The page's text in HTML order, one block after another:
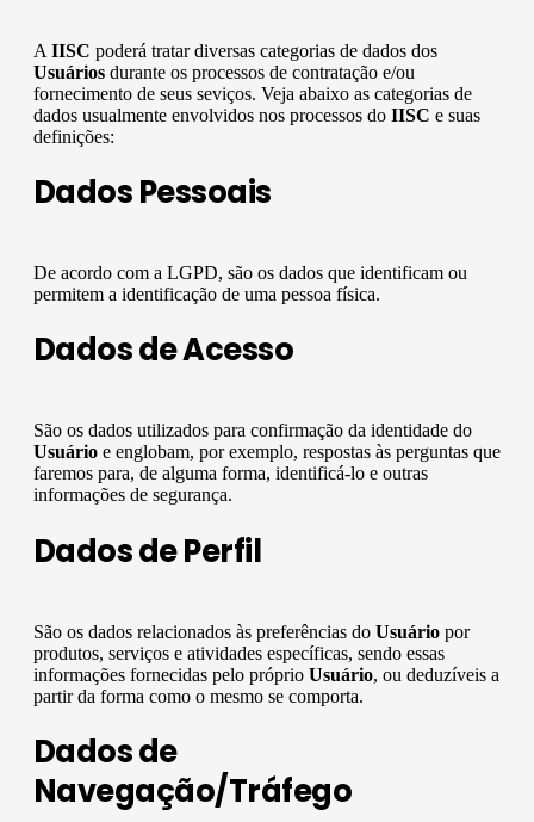
A IISC poderá tratar diversas categorias de dados dos
Usuários durante os processos de contratação e/ou
fornecimento de seus seviços. Veja abaixo as categorias de
dados usualmente envolvidos nos processos do IISC e suas
definições:
Dados Pessoais
De acordo com a LGPD, são os dados que identificam ou
permitem a identificação de uma pessoa física.
Dados de Acesso
São os dados utilizados para confirmação da identidade do
Usuário e englobam, por exemplo, respostas às perguntas que
faremos para, de alguma forma, identificá-lo e outras
informações de segurança.
Dados de Perfil
São os dados relacionados às preferências do Usuário por
produtos, serviços e atividades específicas, sendo essas
informações fornecidas pelo próprio Usuário, ou deduzíveis a
partir da forma como o mesmo se comporta.
Dados de
Navegação/Tráfego